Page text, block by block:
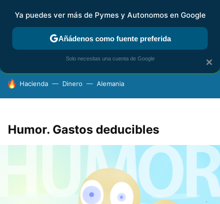
FISCALIDAD Y CONTABILIDAD KIT DIGITAL RENTA
HOY SE HABLA DE
Hacienda Dinero Alemania
Humor. Gastos deducibles
×
Ya puedes ver más de Pymes y Autonomos en Google
Añádenos como fuente preferida
Solo necesitas una cuenta de Google